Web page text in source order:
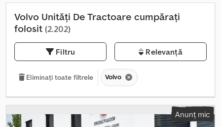
Volvo Unități De Tractoare cumpărați
folosit (2.202)
Filtru Relevanță
Eliminați toate filtrele Volvo
Anunț mic